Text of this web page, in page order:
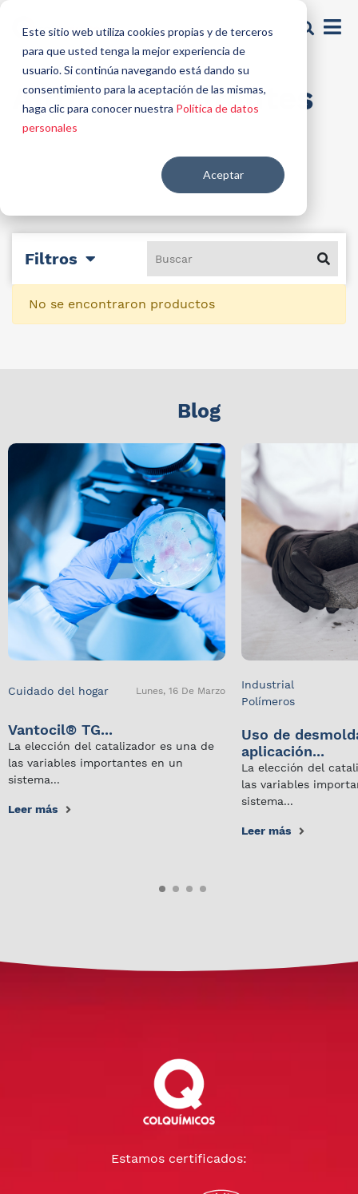
Este sitio web utiliza cookies propias y de terceros
para que usted tenga la mejor experiencia de
usuario. Si continúa navegando está dando su
consentimiento para la aceptación de las mismas,
haga clic para conocer nuestra Política de datos
personales
Aceptar
Antiredepositantes
Filtros
No se encontraron productos
Blog
Cuidado del hogar Lunes, 16 De Marzo
Vantocil® TG...
La elección del catalizador es una de
las variables importantes en un
sistema...
Leer más
Industrial
Polímeros
Uso de
aplicación...
La elección del
las variables
sistema...
Leer más
Estamos certificados: